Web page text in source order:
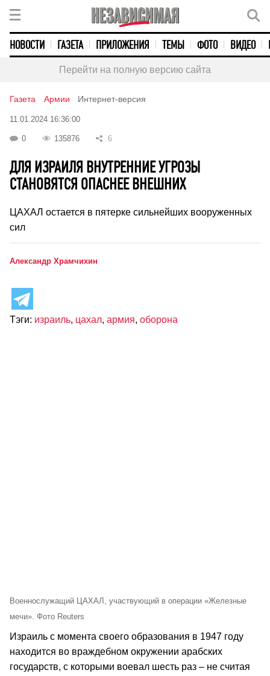
НОВОСТИ ГАЗЕТА ПРИЛОЖЕНИЯ ТЕМЫ ФОТО ВИДЕО
Перейти на полную версию сайта
Газета Армии Интернет-версия
11.01.2024 16:36:00
0 135876 6
ДЛЯ ИЗРАИЛЯ ВНУТРЕННИЕ УГРОЗЫ
СТАНОВЯТСЯ ОПАСНЕЕ ВНЕШНИХ
ЦАХАЛ остается в пятерке сильнейших вооруженных
сил
Александр Храмчихин
Тэги: израиль, цахал, армия, оборона
Военнослужащий ЦАХАЛ, участвующий в операции «Железные
мечи». Фото Reuters
Израиль с момента своего образования в 1947 году
находится во враждебном окружении арабских
государств, с которыми воевал шесть раз – не считая